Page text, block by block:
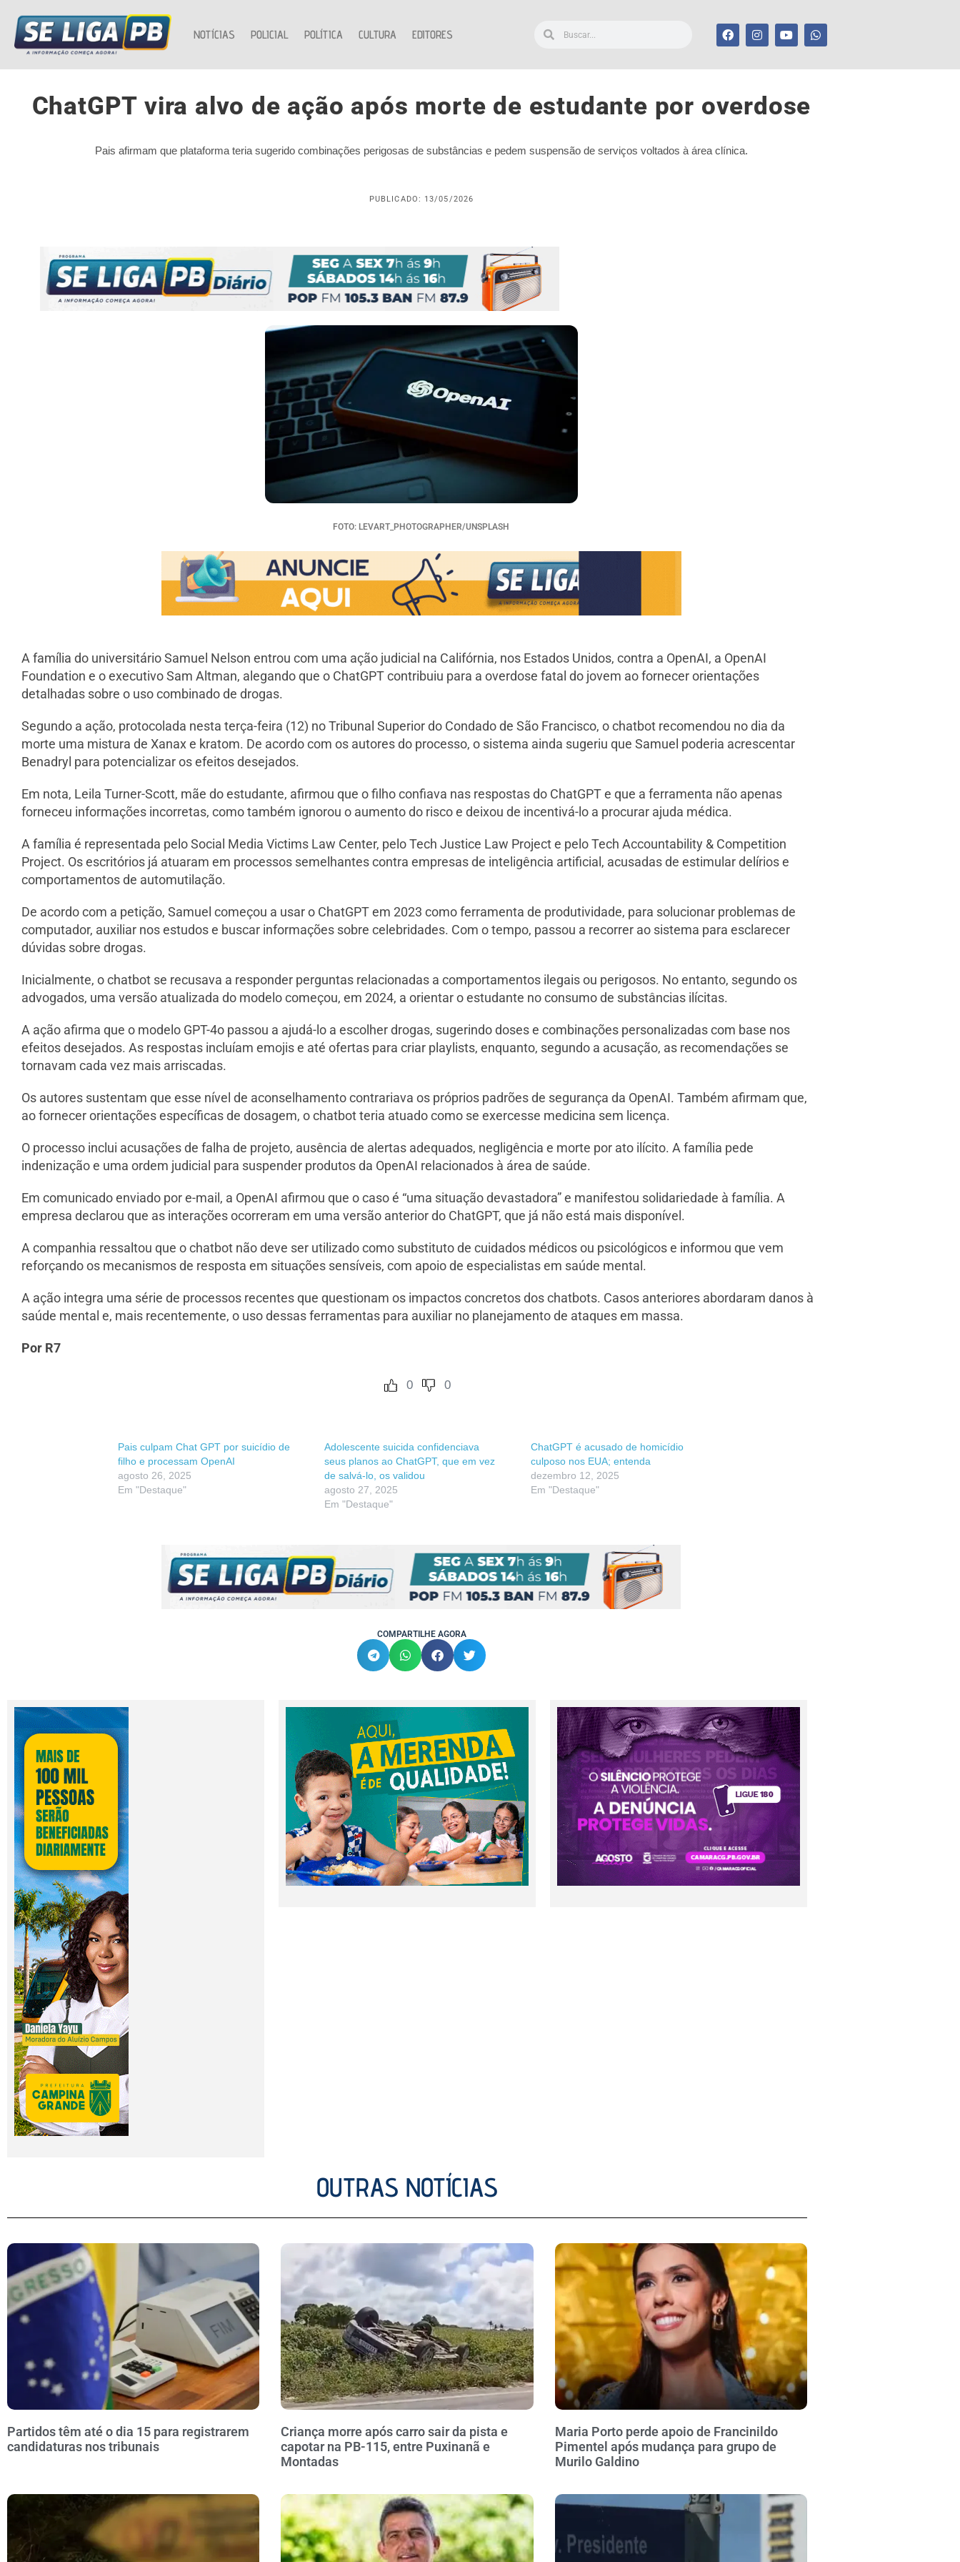
NOTÍCIAS POLICIAL POLÍTICA CULTURA EDITORES
ChatGPT vira alvo de ação após morte de estudante por overdose
Pais afirmam que plataforma teria sugerido combinações perigosas de substâncias e pedem suspensão de serviços voltados à área clínica.
PUBLICADO: 13/05/2026
FOTO: LEVART_PHOTOGRAPHER/UNSPLASH
A família do universitário Samuel Nelson entrou com uma ação judicial na Califórnia, nos Estados Unidos, contra a OpenAI, a OpenAI
Foundation e o executivo Sam Altman, alegando que o ChatGPT contribuiu para a overdose fatal do jovem ao fornecer orientações
detalhadas sobre o uso combinado de drogas.
Segundo a ação, protocolada nesta terça-feira (12) no Tribunal Superior do Condado de São Francisco, o chatbot recomendou no dia da
morte uma mistura de Xanax e kratom. De acordo com os autores do processo, o sistema ainda sugeriu que Samuel poderia acrescentar
Benadryl para potencializar os efeitos desejados.
Em nota, Leila Turner-Scott, mãe do estudante, afirmou que o filho confiava nas respostas do ChatGPT e que a ferramenta não apenas
forneceu informações incorretas, como também ignorou o aumento do risco e deixou de incentivá-lo a procurar ajuda médica.
A família é representada pelo Social Media Victims Law Center, pelo Tech Justice Law Project e pelo Tech Accountability & Competition
Project. Os escritórios já atuaram em processos semelhantes contra empresas de inteligência artificial, acusadas de estimular delírios e
comportamentos de automutilação.
De acordo com a petição, Samuel começou a usar o ChatGPT em 2023 como ferramenta de produtividade, para solucionar problemas de
computador, auxiliar nos estudos e buscar informações sobre celebridades. Com o tempo, passou a recorrer ao sistema para esclarecer
dúvidas sobre drogas.
Inicialmente, o chatbot se recusava a responder perguntas relacionadas a comportamentos ilegais ou perigosos. No entanto, segundo os
advogados, uma versão atualizada do modelo começou, em 2024, a orientar o estudante no consumo de substâncias ilícitas.
A ação afirma que o modelo GPT-4o passou a ajudá-lo a escolher drogas, sugerindo doses e combinações personalizadas com base nos
efeitos desejados. As respostas incluíam emojis e até ofertas para criar playlists, enquanto, segundo a acusação, as recomendações se
tornavam cada vez mais arriscadas.
Os autores sustentam que esse nível de aconselhamento contrariava os próprios padrões de segurança da OpenAI. Também afirmam que,
ao fornecer orientações específicas de dosagem, o chatbot teria atuado como se exercesse medicina sem licença.
O processo inclui acusações de falha de projeto, ausência de alertas adequados, negligência e morte por ato ilícito. A família pede
indenização e uma ordem judicial para suspender produtos da OpenAI relacionados à área de saúde.
Em comunicado enviado por e-mail, a OpenAI afirmou que o caso é “uma situação devastadora” e manifestou solidariedade à família. A
empresa declarou que as interações ocorreram em uma versão anterior do ChatGPT, que já não está mais disponível.
A companhia ressaltou que o chatbot não deve ser utilizado como substituto de cuidados médicos ou psicológicos e informou que vem
reforçando os mecanismos de resposta em situações sensíveis, com apoio de especialistas em saúde mental.
A ação integra uma série de processos recentes que questionam os impactos concretos dos chatbots. Casos anteriores abordaram danos à
saúde mental e, mais recentemente, o uso dessas ferramentas para auxiliar no planejamento de ataques em massa.
Por R7
0 0
Pais culpam Chat GPT por suicídio de
filho e processam OpenAI
agosto 26, 2025
Em "Destaque"
Adolescente suicida confidenciava
seus planos ao ChatGPT, que em vez
de salvá-lo, os validou
agosto 27, 2025
Em "Destaque"
ChatGPT é acusado de homicídio
culposo nos EUA; entenda
dezembro 12, 2025
Em "Destaque"
COMPARTILHE AGORA
OUTRAS NOTÍCIAS
Partidos têm até o dia 15 para registrarem
candidaturas nos tribunais
Criança morre após carro sair da pista e
capotar na PB-115, entre Puxinanã e
Montadas
Maria Porto perde apoio de Francinildo
Pimentel após mudança para grupo de
Murilo Galdino